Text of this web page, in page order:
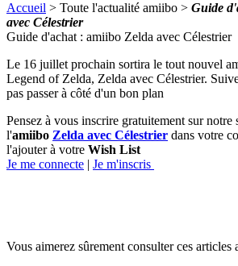
Accueil > Toute l'actualité amiibo > Guide
avec Célestrier
Guide d'achat : amiibo Zelda avec Célestrier
Le 16 juillet prochain sortira le tout nouvel
Legend of Zelda, Zelda avec Célestrier.
pas passer à côté d'un bon plan
Pensez à vous inscrire gratuitement sur notre
l'amiibo Zelda avec Célestrier dans votre
l'ajouter à votre Wish List
Je me connecte | Je m'inscris
Vous aimerez sûrement consulter ces articles